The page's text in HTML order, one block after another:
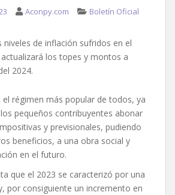
Aconpy.com Boletín Oficial
de inflación sufridos en el
los topes y montos a
2024.
régimen más popular de todos, ya
pequeños contribuyentes abonar
y previsionales, pudiendo
beneficios, a una obra social y
en el futuro.
que el 2023 se caracterizó por una
por consiguiente un incremento en